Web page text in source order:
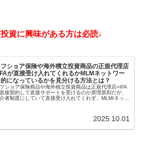
資に興味がある方は必読↓
ショア保険や海外積立投資商品の正規代理店
が直接受け入れてくれるかMLMネットワー
になっているかを見分ける方法とは？
ショア保険商品や海外積立投資商品は正規代理店=IFA
接契約して直接サポートを受けるのが原理原則だが、
者制度にしていて直接受け入れてくれず、MLM/ネット
2025.10.01